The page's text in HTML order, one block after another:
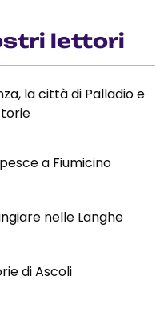
lettori
la città di Palladio e
a Fiumicino
nelle Langhe
di Ascoli